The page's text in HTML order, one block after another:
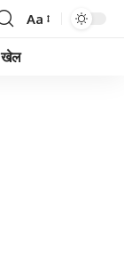
Font
Aa
खेल